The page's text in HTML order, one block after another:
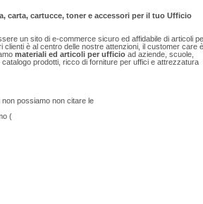
carta, cartucce, toner e accessori per il tuo Ufficio
un sito di e-commerce sicuro ed affidabile di articoli
clienti è al centro delle nostre attenzioni, il customer care è
materiali ed articoli per ufficioad aziende, scuole,
prodotti, ricco di forniture per uffici e attrezzatura
non possiamo non citare le
(